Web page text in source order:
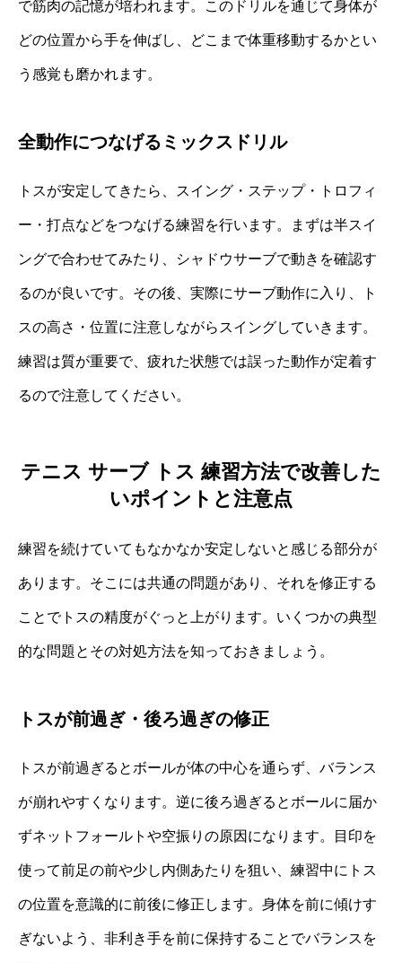
で筋肉の記憶が培われます。このドリルを通じて身体が
どの位置から手を伸ばし、どこまで体重移動するかとい
う感覚も磨かれます。
全動作につなげるミックスドリル
トスが安定してきたら、スイング・ステップ・トロフィ
ー・打点などをつなげる練習を行います。まずは半スイ
ングで合わせてみたり、シャドウサーブで動きを確認す
るのが良いです。その後、実際にサーブ動作に入り、ト
スの高さ・位置に注意しながらスイングしていきます。
練習は質が重要で、疲れた状態では誤った動作が定着す
るので注意してください。
テニス サーブ トス 練習方法で改善した
いポイントと注意点
練習を続けていてもなかなか安定しないと感じる部分が
あります。そこには共通の問題があり、それを修正する
ことでトスの精度がぐっと上がります。いくつかの典型
的な問題とその対処方法を知っておきましょう。
トスが前過ぎ・後ろ過ぎの修正
トスが前過ぎるとボールが体の中心を通らず、バランス
が崩れやすくなります。逆に後ろ過ぎるとボールに届か
ずネットフォールトや空振りの原因になります。目印を
使って前足の前や少し内側あたりを狙い、練習中にトス
の位置を意識的に前後に修正します。身体を前に傾けす
ぎないよう、非利き手を前に保持することでバランスを